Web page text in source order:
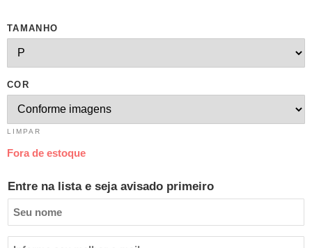
TAMANHO
COR
LIMPAR
Fora de estoque
Entre na lista e seja avisado primeiro